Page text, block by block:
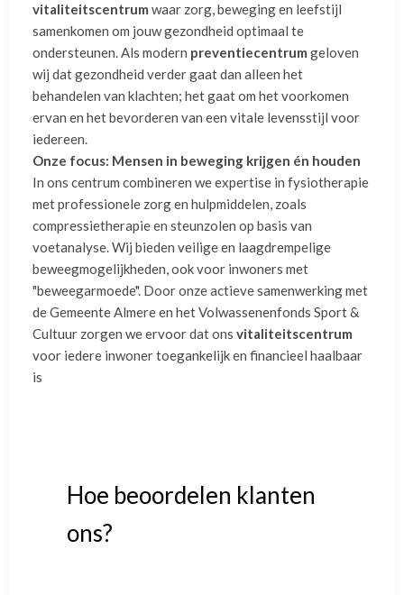
vitaliteitscentrum waar zorg, beweging en leefstijl
samenkomen om jouw gezondheid optimaal te
ondersteunen. Als modern preventiecentrum geloven
wij dat gezondheid verder gaat dan alleen het
behandelen van klachten; het gaat om het voorkomen
ervan en het bevorderen van een vitale levensstijl voor
iedereen.
Onze focus: Mensen in beweging krijgen én houden
In ons centrum combineren we expertise in fysiotherapie
met professionele zorg en hulpmiddelen, zoals
compressietherapie en steunzolen op basis van
voetanalyse. Wij bieden veilige en laagdrempelige
beweegmogelijkheden, ook voor inwoners met
"beweegarmoede". Door onze actieve samenwerking met
de Gemeente Almere en het Volwassenenfonds Sport &
Cultuur zorgen we ervoor dat onsvitaliteitscentrum
voor iedere inwoner toegankelijk en financieel haalbaar
is
Hoe beoordelen klanten
ons?